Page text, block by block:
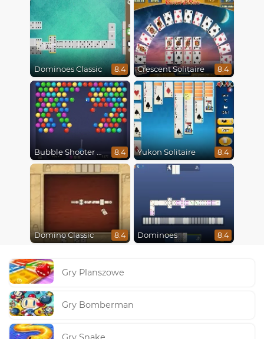
Dominoes Classic 8.4 Crescent Solitaire 8.4
Bubble Shooter HD 8.4 Yukon Solitaire 8.4
Domino Classic 8.4 Dominoes 8.4
Gry Planszowe
Gry Bomberman